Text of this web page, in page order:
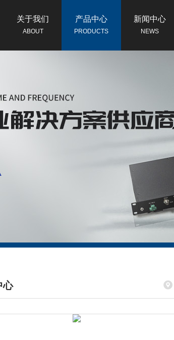
关于我们
ABOUT
产品中心
PRODUCTS
新闻中心
NEWS
心
CENTER